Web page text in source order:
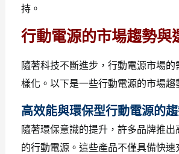
持。
行動電源的市場趨勢與
隨著科技不斷進步，行動電源市場的
樣化。以下是一些行動電源的市場趨
高效能與環保型行動電源的
隨著環保意識的提升，許多品牌推出
的行動電源。這些產品不僅具備快速